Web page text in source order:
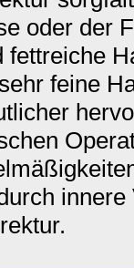
oder der
feine